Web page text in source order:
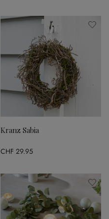
Kranz Sabia
CHF 29.95